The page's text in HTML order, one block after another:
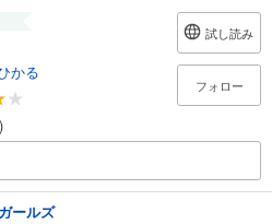
かる
試し読み
フォロー
ールズ